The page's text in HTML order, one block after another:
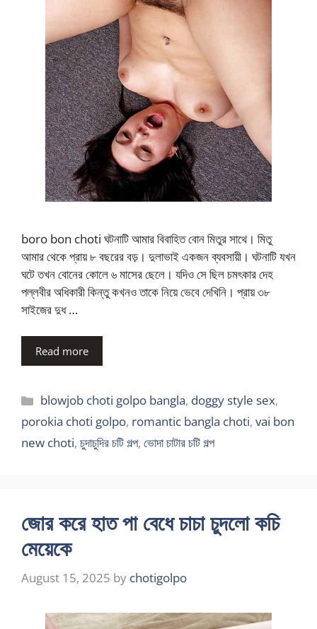
boro bon choti ঘটনাটি আমার বিবাহিত বোন মিতুর সাথে। মিতু
আমার থেকে প্রায় ৮ বছরের বড়। দুলাভাই একজন ব্যবসায়ী। ঘটনাটি যখন
ঘটে তখন বোনের কোলে ৬ মাসের ছেলে। যদিও সে ছিল চমৎকার দেহ
পল্লবীর অধিকারী কিন্তু কখনও তাকে নিয়ে ভেবে দেখিনি। প্রায় ৩৮
সাইজের দুধ …
Read more
Categories
blowjob choti golpo bangla, doggy style sex,
porokia choti golpo, romantic bangla choti, vai bon
new choti, চুদাচুদির চটি গল্প, ভোদা চাটার চটি গল্প
জোর করে হাত পা বেধে চাচা চুদলো কচি
মেয়েকে
August 15, 2025 by chotigolpo